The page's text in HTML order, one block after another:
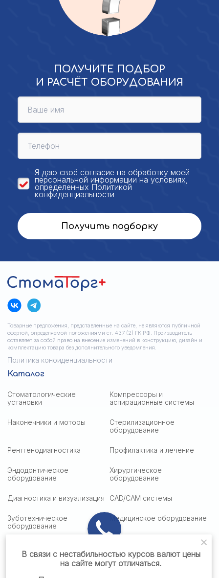
ПОЛУЧИТЕ ПОДБОР
И РАСЧЁТ ОБОРУДОВАНИЯ
Я даю своё согласие на обработку моей
персональной информации на условиях,
определенных Политикой
конфиденциальности
Получить подборку
Товарные предложения, представленные на сайте, не являются публичной
офертой, определяемой положениями ст. 437 (2) ГК РФ. Производитель
оставляет за собой право на внесение изменений в конструкцию, дизайн и
комплектацию товара без дополнительного уведомления.
Политика конфиденциальности
Каталог
Стоматологические
установки
Компрессоры и
аспирационные системы
Наконечники и моторы
Стерилизационное
оборудование
Рентгенодиагностика Профилактика и лечение
Эндодонтическое
оборудование
Хирургическое
оборудование
Диагностика и визуализация CAD/CAM системы
Зуботехническое
оборудование
Медицинское оборудование
Стоматологическая мебель
Стоматологические
В связи с нестабильностью курсов валют цены
на сайте могут отличаться.